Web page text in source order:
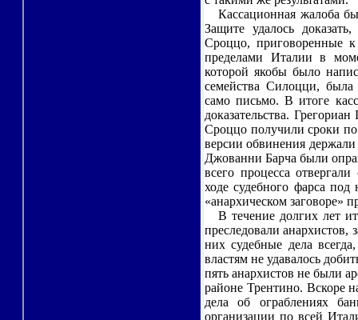
Кассационная жалоба
Защите удалось
Сроццо, приговоренные
пределами Италии в
которой якобы было
семейства Силоцци, была
само письмо. В итоге
доказательства.
Сроццо получили сроки
версии обвинения
Джованни Барча были
всего процесса
ходе судебного фарса
«анархическом заговоре»
В течение долгих лет
преследовали анархистов,
них судебные дела
властям не удавалось
пять анархистов не были
районе Трентино. Вскоре
дела об ограблениях
организации по всей